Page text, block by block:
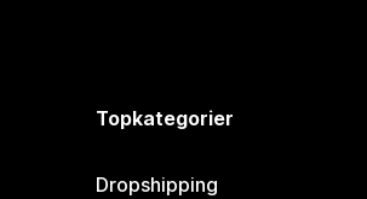
Topkategorier
Dropshipping